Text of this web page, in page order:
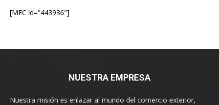
[MEC id="443936"]
NUESTRA EMPRESA
Nuestra misión es enlazar al mundo del comercio exterior,